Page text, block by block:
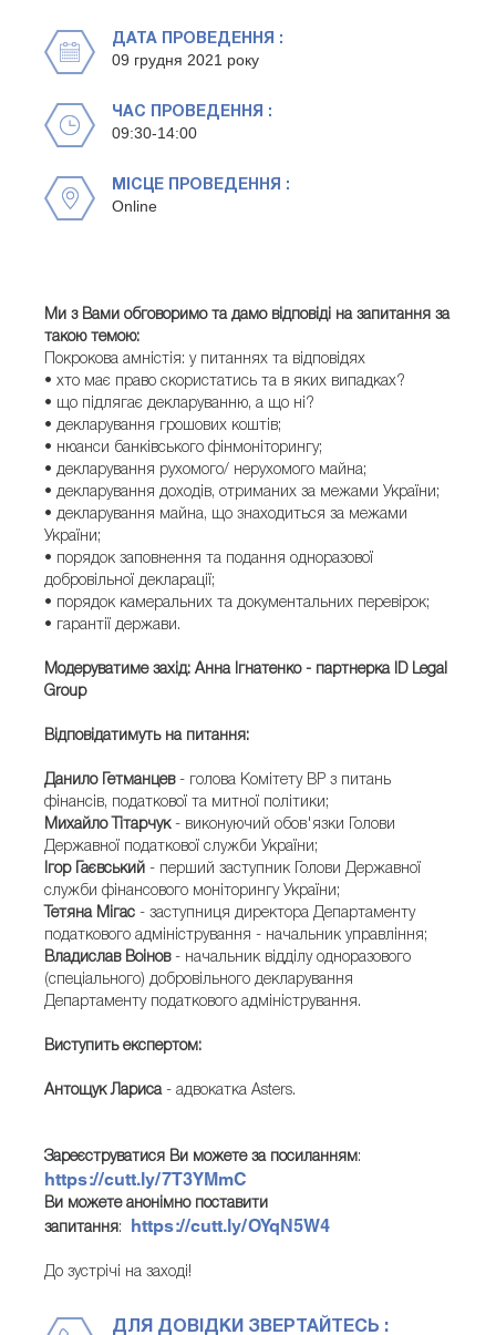
ДАТА ПРОВЕДЕННЯ :
09 грудня 2021 року
ЧАС ПРОВЕДЕННЯ :
09:30-14:00
МІСЦЕ ПРОВЕДЕННЯ :
Online
Ми з Вами обговоримо та дамо відповіді на запитання за
такою темою:
Покрокова амністія: у питаннях та відповідях
• хто має право скористатись та в яких випадках?
• що підлягає декларуванню, а що ні?
• декларування грошових коштів;
• нюанси банківського фінмоніторингу;
• декларування рухомого/ нерухомого майна;
• декларування доходів, отриманих за межами України;
• декларування майна, що знаходиться за межами
України;
• порядок заповнення та подання одноразової
добровільної декларації;
• порядок камеральних та документальних перевірок;
• гарантії держави.
Модеруватиме захід: Анна Ігнатенко - партнерка ID Legal
Group
Відповідатимуть на питання:
Данило Гетманцев- голова Комітету ВР з питань
фінансів, податкової та митної політики;
Михайло
Тітарчук- виконуючий обов'язки Голови
Державної податкової служби України;
Ігор
Гаєвський - перший заступник Голови Державної
служби фінансового моніторингу України;
Тетяна Мігас - заступниця директора Департаменту
податкового адміністрування - начальник управління;
Владислав Воінов- начальник відділу одноразового
(спеціального) добровільного декларування
Департаменту податкового адміністрування.
Виступить експертом:
Антощук Лариса- адвокатка Asters.
Зареєструватися Ви можете за посиланням:
https://cutt.ly/7T3YMmC
Ви можете анонімно поставити
запитання : https://cutt.ly/OYqN5W4
До зустрічі на заході!
ДЛЯ ДОВІДКИ ЗВЕРТАЙТЕСЬ :